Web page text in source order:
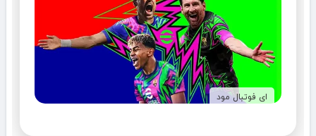
ای فوتبال مود